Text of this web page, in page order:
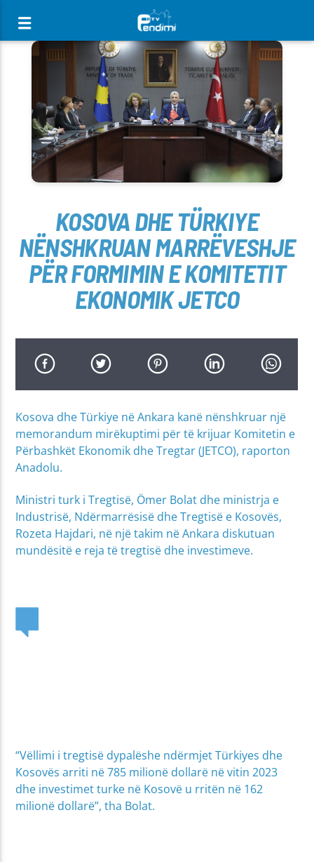
[There are no radio stations in the database]
KOSOVA DHE TÜRKIYE
NËNSHKRUAN MARRËVESHJE
PËR FORMIMIN E KOMITETIT
EKONOMIK JETCO
Kosova dhe Türkiye në Ankara kanë nënshkruar një
memorandum mirëkuptimi për të krijuar Komitetin e
Përbashkët Ekonomik dhe Tregtar (JETCO), raporton
Anadolu.
Ministri turk i Tregtisë, Ömer Bolat dhe ministrja e
Industrisë, Ndërmarrësisë dhe Tregtisë e Kosovës,
Rozeta Hajdari, në një takim në Ankara diskutuan
mundësitë e reja të tregtisë dhe investimeve.
“Vëllimi i tregtisë dypalëshe ndërmjet Türkiyes dhe
Kosovës arriti në 785 milionë dollarë në vitin 2023
dhe investimet turke në Kosovë u rritën në 162
milionë dollarë”, tha Bolat.